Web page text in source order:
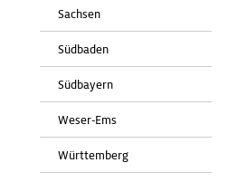
Sachsen
Südbaden
Südbayern
Weser-Ems
Württemberg